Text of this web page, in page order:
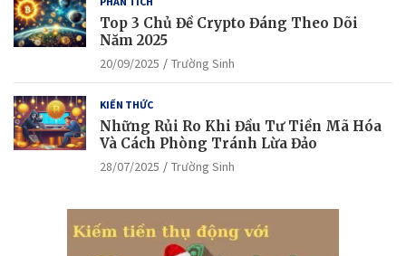
Top 3 Chủ Đề Crypto Đáng Theo Dõi
Năm 2025
20/09/2025 Trường Sinh
KIẾN THỨC
Những Rủi Ro Khi Đầu Tư Tiền Mã Hóa
Và Cách Phòng Tránh Lừa Đảo
28/07/2025 Trường Sinh